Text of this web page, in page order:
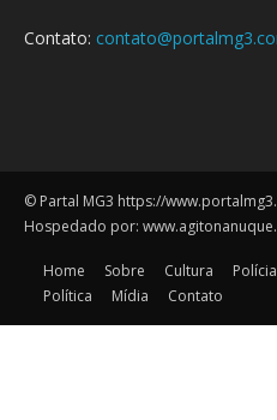
Contato:
© Partal MG3 https://
Hospedado por:
Home Sobre Cultura Polícia
Política
Mídia Contato